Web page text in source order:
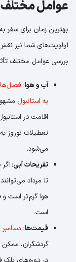
عوامل مختلف
بهترین زمان برای سفر
اولویت‌های شما نیز
بررسی عوامل مختلف
آب و هوا:
به استانبول
اقامت در
تعطیلات نوروز
می‌شود.
تفریحات آبی:
تا مرداد
هوا گرم‌تر است
است.
قیمت‌ها: دسامبر
گردشگران،